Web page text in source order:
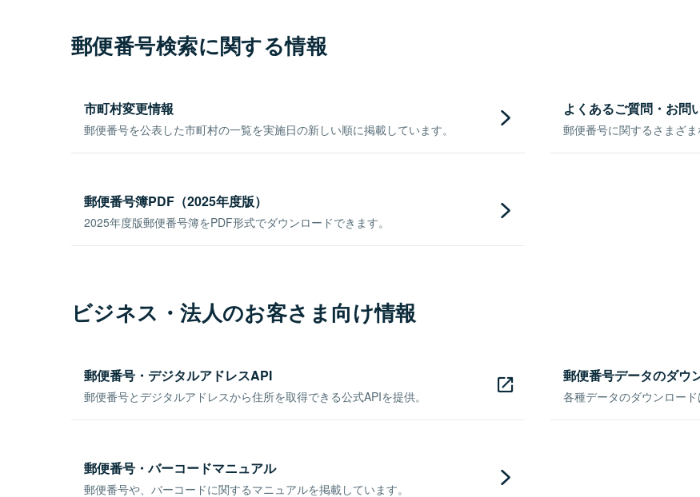
郵便番号検索に関する情報
市町村変更情報
郵便番号を公表した市町村の一覧を実施日の新しい順に掲載しています。
よくあるご質問・お問
郵便番号に関するさまざま
郵便番号簿PDF（2025年度版）
2025年度版郵便番号簿をPDF形式でダウンロードできます。
ビジネス・法人のお客さま向け情報
郵便番号・デジタルアドレスAPI
郵便番号とデジタルアドレスから住所を取得できる公式APIを提供。
郵便番号データのダウ
各種データのダウンロー
郵便番号・バーコードマニュアル
郵便番号や、バーコードに関するマニュアルを掲載しています。